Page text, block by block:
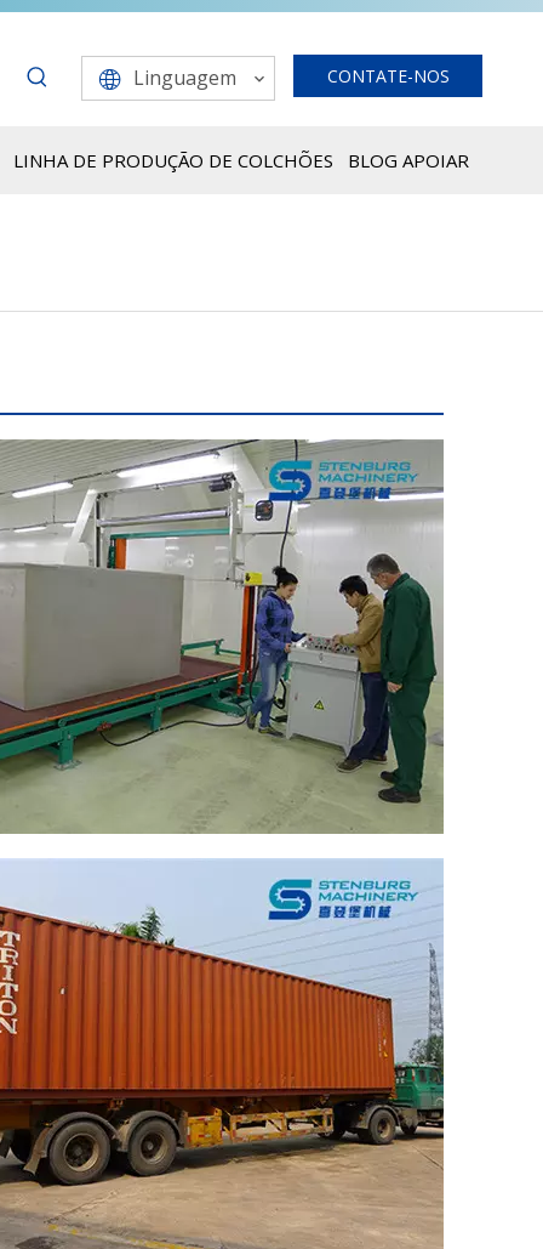
Linguagem CONTATE-NOS
LINHA DE PRODUÇÃO DE COLCHÕES BLOG APOIAR